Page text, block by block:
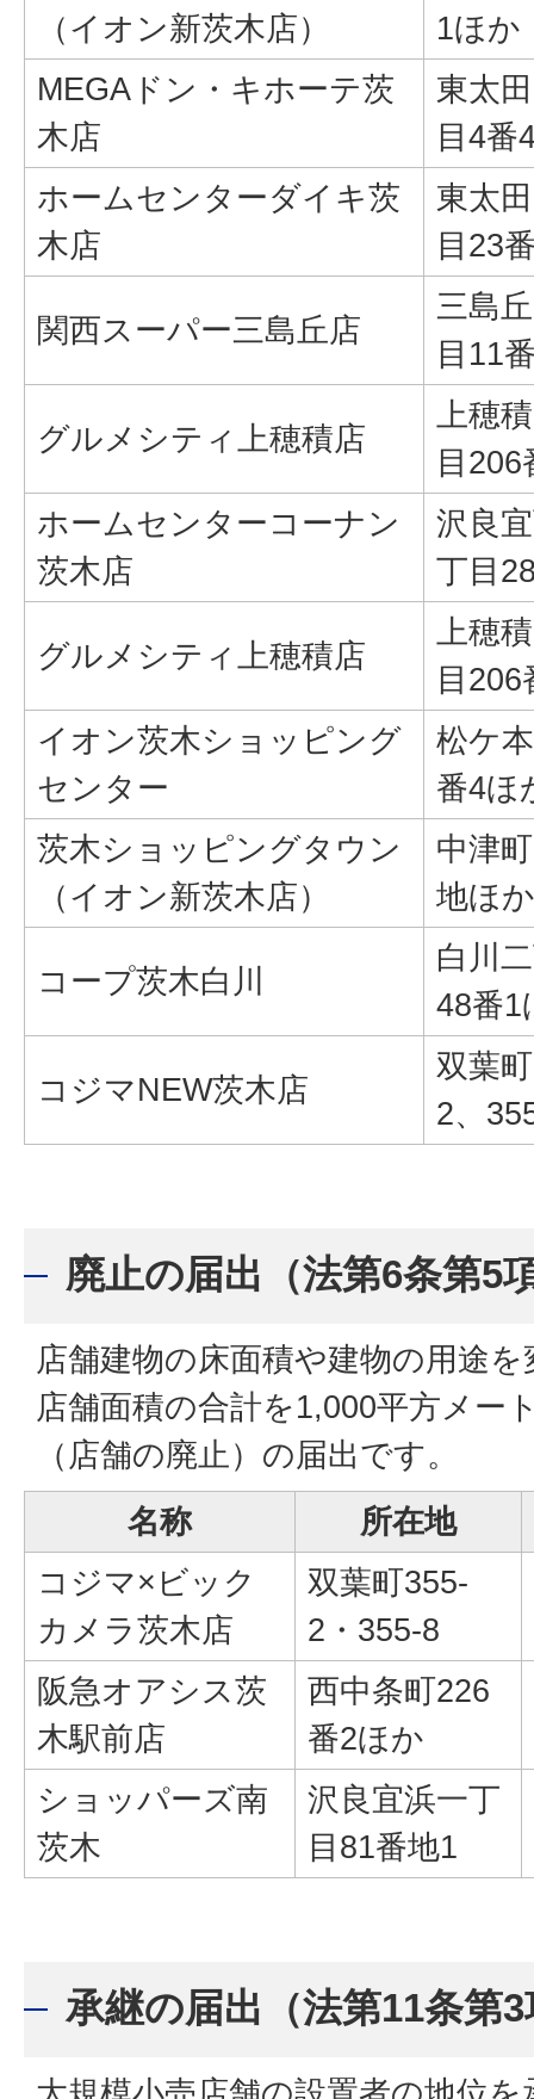
（イオン新茨木店）
1ほか
MEGAドン・キホーテ茨
木店
東太
目4番
ホームセンターダイキ茨
木店
東太
目23
関西スーパー三島丘店
三島
目11
グルメシティ上穂積店
上穂
目206
ホームセンターコーナン
茨木店
沢良
丁目
グルメシティ上穂積店
上穂
目206
イオン茨木ショッピング
センター
松ケ
番4ほ
茨木ショッピングタウン
（イオン新茨木店）
中津
地ほか
コープ茨木白川
白川
48番1
コジマNEW茨木店
双葉
2、
廃止の届出（法第6条第5
店舗建物の床面積や建物の用途
店舗面積の合計を1,000平方メー
（店舗の廃止）の届出です。
名称
所在地
コジマ×ビック
カメラ茨木店
双葉町355-
2・355-8
阪急オアシス茨
木駅前店
西中条町226
番2ほか
ショッパーズ南
茨木
沢良宜浜一丁
目81番地1
承継の届出（法第11条第